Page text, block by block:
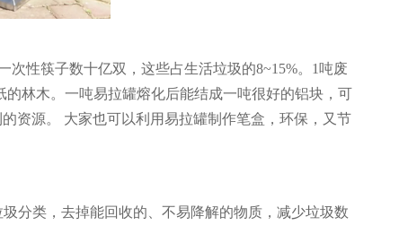
性筷子数十亿双，这些占生活垃圾的8~15%。1吨废
的林木。一吨易拉罐熔化后能结成一吨很好的铝块，可
资源。 大家也可以利用易拉罐制作笔盒，环保，又节
分类，去掉能回收的、不易降解的物质，减少垃圾数